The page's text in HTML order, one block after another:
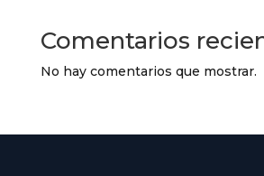
Comentarios
No hay comentarios que mostrar.